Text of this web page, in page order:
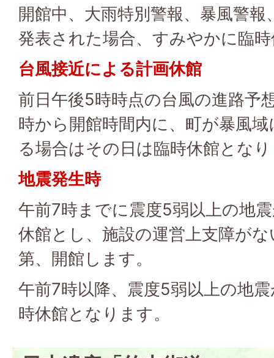
開館中、大雨特別警報、暴風警
発表された場合、すみやかに臨
台風接近による計画休館
前日午後5時時点の台風の進路予
時から開館時間内に、町が暴風
る場合はその日は臨時休館とな
地震発生時
午前7時までに震度5弱以上の地
休館とし、施設の運営上支障が
第、開館します。
午前7時以降、震度5弱以上の地
時休館となります。